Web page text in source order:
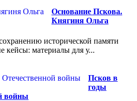
Основание Пскова.
Княгиня Ольга
исторической памяти
кейсы: материалы для у...
Псков в
годы
войны